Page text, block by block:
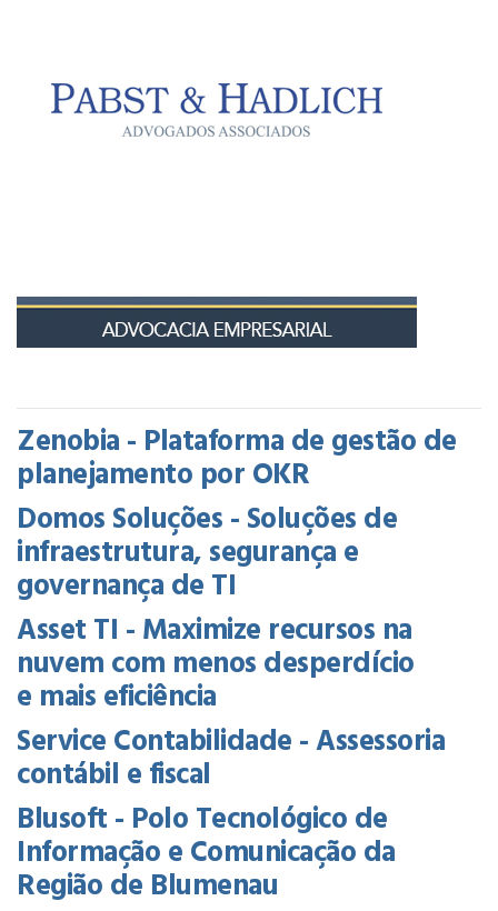
Zenobia - Plataforma de gestão de
planejamento por OKR
Domos Soluções - Soluções de
infraestrutura, segurança e
governança de TI
Asset TI - Maximize recursos na
nuvem com menos desperdício
e mais eficiência
Service Contabilidade - Assessoria
contábil e fiscal
Blusoft - Polo Tecnológico de
Informação e Comunicação da
Região de Blumenau